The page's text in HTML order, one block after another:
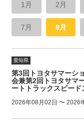
1月 2月
7月 8月
愛知県
第3回トヨタサマーシ
会兼第2回トヨタサマ
ートトラックスピード
2026年08月02日 〜 2026